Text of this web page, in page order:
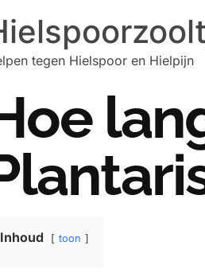
tegen Hielspoor en Hielpijn
Inhoud toon